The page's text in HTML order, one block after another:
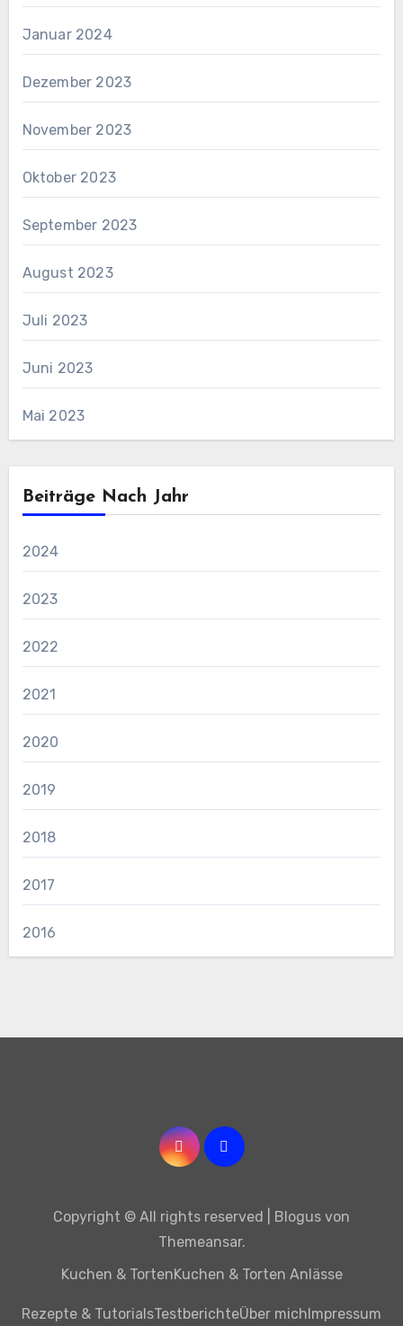
Januar 2024
Dezember 2023
November 2023
Oktober 2023
September 2023
August 2023
Juli 2023
Juni 2023
Mai 2023
Beiträge Nach Jahr
2024
2023
2022
2021
2020
2019
2018
2017
2016
Copyright © All rights reserved Blogus von
Themeansar.
Kuchen & TortenKuchen & Torten Anlässe
Rezepte & TutorialsTestberichteÜber michImpressum